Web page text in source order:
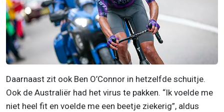
Daarnaast zit ook Ben O’Connor in hetzelfde schuitje.
Ook de Australiër had het virus te pakken. “Ik voelde me
niet heel fit en voelde me een beetje ziekerig”, aldus